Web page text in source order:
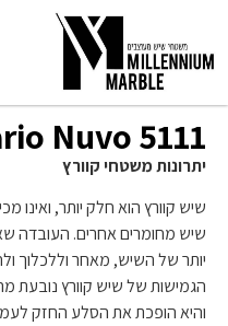
5111 Statuario Nuvo
יתרונות משטחי קוורץ
שיש קוורץ הוא חלק יותר, ואינו
שיש מחומרים אחרים. העובדה
יותר של השיש, מאחר וללכלוך
הגמישות של שיש קוורץ נובעת
והיא הופכת את הסלע החזק